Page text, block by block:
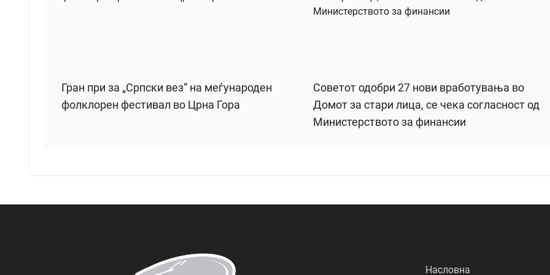
Гран при за „Српски вез“ на меѓународен
фолклорен фестивал во Црна Гора
Советот одобри 27 нови вработувања во
Домот за стари лица, се чека согласност од
Министерството за финансии
Насловна